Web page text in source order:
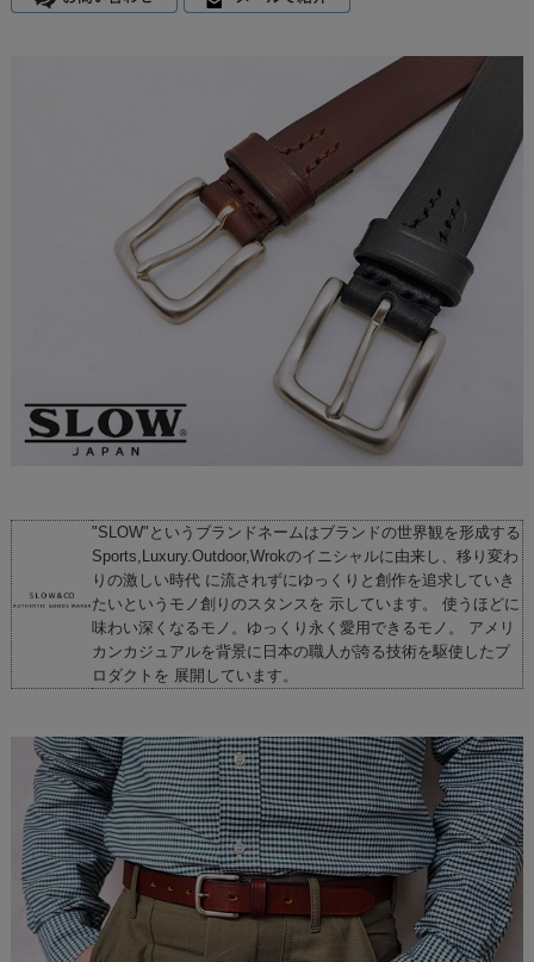
"SLOW"というブランドネームはブランドの世界観を形成する
Sports,Luxury.Outdoor,Wrokのイニシャルに由来し、移り変わ
りの激しい時代 に流されずにゆっくりと創作を追求していき
たいというモノ創りのスタンスを 示しています。 使うほどに
味わい深くなるモノ。ゆっくり永く愛用できるモノ。 アメリ
カンカジュアルを背景に日本の職人が誇る技術を駆使したプ
ロダクトを 展開しています。